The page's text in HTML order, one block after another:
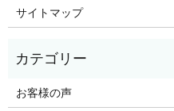
サイトマップ
お客様の声